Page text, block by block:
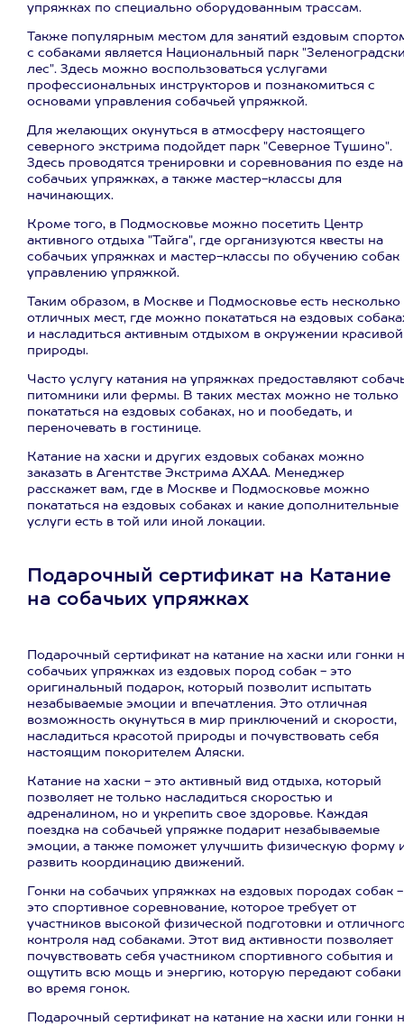
упряжках по специально оборудованным трассам.
Также популярным местом для занятий ездовым
с собаками является Национальный парк
лес". Здесь можно воспользоваться услугами
профессиональных инструкторов и познакомиться с
основами управления собачьей упряжкой.
Для желающих окунуться в атмосферу настоящего
северного экстрима подойдет парк "Северное Тушино".
Здесь проводятся тренировки и соревнования по езде на
собачьих упряжках, а также мастер-классы для
начинающих.
Кроме того, в Подмосковье можно посетить Центр
активного отдыха "Тайга", где организуются квесты на
собачьих упряжках и мастер-классы по обучению собак
управлению упряжкой.
Таким образом, в Москве и Подмосковье есть несколько
отличных мест, где можно покататься на ездовых
и насладиться активным отдыхом в окружении красивой
природы.
Часто услугу катания на упряжках предоставляют
питомники или фермы. В таких местах можно не только
покататься на ездовых собаках, но и пообедать, и
переночевать в гостинице.
Катание на хаски и других ездовых собаках можно
заказать в Агентстве Экстрима АХАА. Менеджер
расскажет вам, где в Москве и Подмосковье можно
покататься на ездовых собаках и какие дополнительные
услуги есть в той или иной локации.
Подарочный сертификат на Катание
на собачьих упряжках
Подарочный сертификат на катание на хаски или гонки
собачьих упряжках из ездовых пород собак - это
оригинальный подарок, который позволит испытать
незабываемые эмоции и впечатления. Это отличная
возможность окунуться в мир приключений и скорости,
насладиться красотой природы и почувствовать себя
настоящим покорителем Аляски.
Катание на хаски - это активный вид отдыха, который
позволяет не только насладиться скоростью и
адреналином, но и укрепить свое здоровье. Каждая
поездка на собачьей упряжке подарит незабываемые
эмоции, а также поможет улучшить физическую форму
развить координацию движений.
Гонки на собачьих упряжках на ездовых породах собак -
это спортивное соревнование, которое требует от
участников высокой физической подготовки и
контроля над собаками. Этот вид активности позволяет
почувствовать себя участником спортивного события и
ощутить всю мощь и энергию, которую передают собаки
во время гонок.
Подарочный сертификат на катание на хаски или гонки